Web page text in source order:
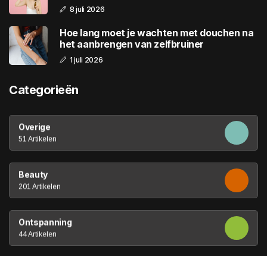
8 juli 2026
Hoe lang moet je wachten met douchen na
het aanbrengen van zelfbruiner
1 juli 2026
Categorieën
Overige
51 Artikelen
Beauty
201 Artikelen
Ontspanning
44 Artikelen